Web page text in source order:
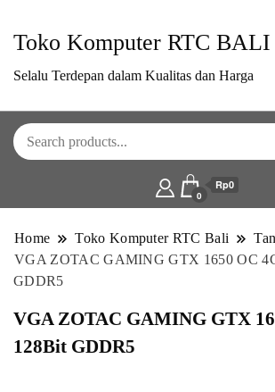
Toko Komputer RTC BALI
Selalu Terdepan dalam Kualitas dan Harga
0
Rp0
Home Toko Komputer RTC Bali
VGA ZOTAC GAMING GTX 1650 OC
GDDR5
VGA ZOTAC GAMING GTX
128Bit GDDR5